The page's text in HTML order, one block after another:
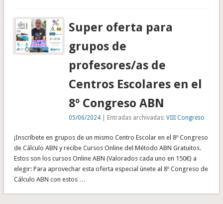
Super oferta para
grupos de
profesores/as de
Centros Escolares en el
8º Congreso ABN
05/06/2024 | Entradas archivadas:VIII Congreso
¡Inscríbete en grupos de un mismo Centro Escolar en el 8º Congreso
de Cálculo ABN y recibe Cursos Online del Método ABN Gratuitos.
Estos son los cursos Online ABN (Valorados cada uno en 150€) a
elegir: Para aprovechar esta oferta especial únete al 8º Congreso de
Cálculo ABN con estos …